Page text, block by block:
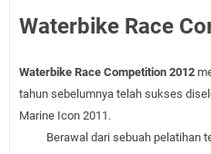
Waterbike Race
Waterbike Race Competition 2012
tahun sebelumnya telah sukses
Marine Icon 201 1 .
Berawal dari sebuah pelatihan